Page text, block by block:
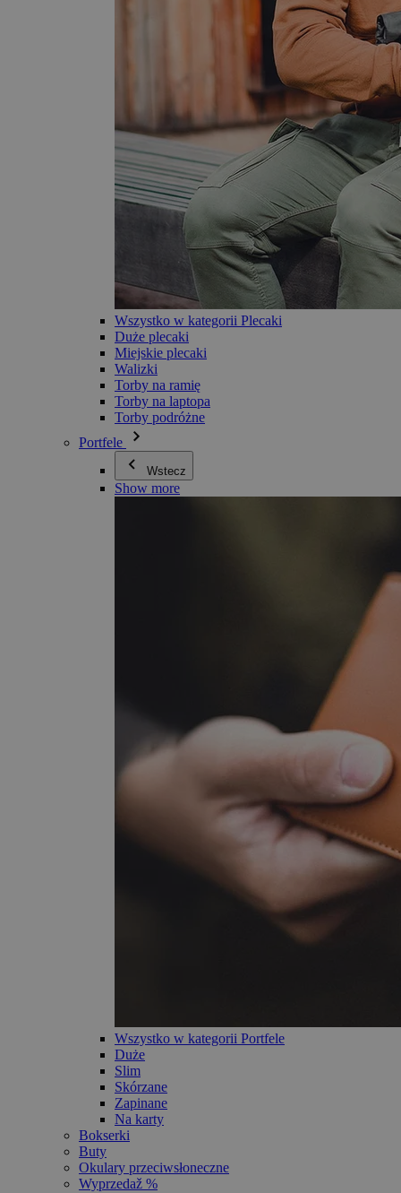
Wszystko w kategorii Plecaki
Duże plecaki
Miejskie plecaki
Walizki
Torby na ramię
Torby na laptopa
Torby podróżne
Portfele
Wstecz
Show more
Wszystko w kategorii Portfele
Duże
Slim
Skórzane
Zapinane
Na karty
Bokserki
Buty
Okulary przeciwsłoneczne
Wyprzedaž %